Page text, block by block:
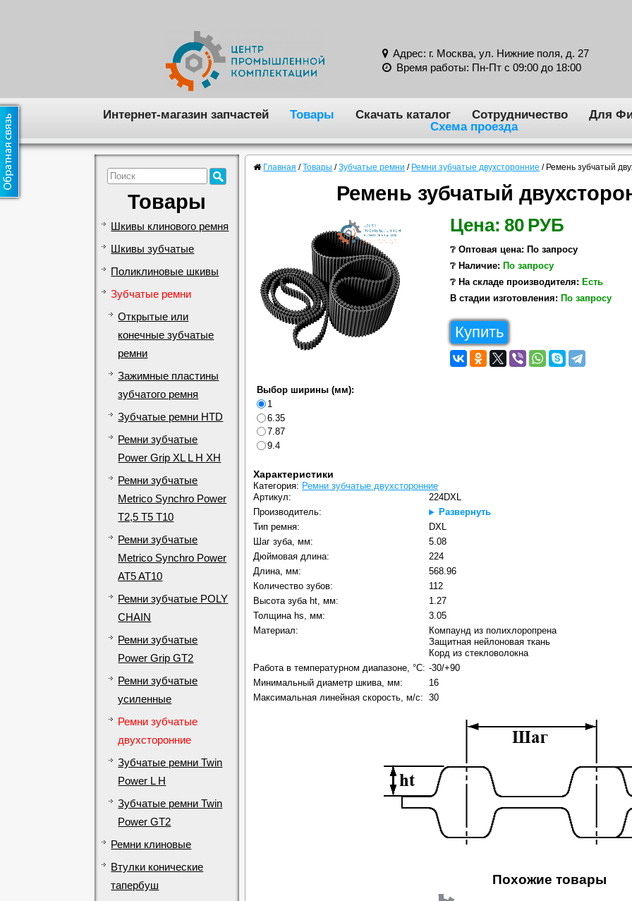
Адрес: г. Москва, ул. Нижние поля, д. 27
Время работы: Пн-Пт с 09:00 до 18:00
Интернет-магазин запчастей Товары Скачать каталог Сотрудничество Для
Схема проезда
Товары
Шкивы клинового ремня
Шкивы зубчатые
Поликлиновые шкивы
Зубчатые ремни
Открытые или
конечные зубчатые
ремни
Зажимные пластины
зубчатого ремня
Зубчатые ремни HTD
Ремни зубчатые
Power Grip XL L H XH
Ремни зубчатые
Metrico Synchro Power
T2,5 T5 T10
Ремни зубчатые
Metrico Synchro Power
AT5 AT10
Ремни зубчатые POLY
CHAIN
Ремни зубчатые
Power Grip GT2
Ремни зубчатые
усиленные
Ремни зубчатые
двухсторонние
Зубчатые ремни Twin
Power L H
Зубчатые ремни Twin
Power GT2
Ремни клиновые
Втулки конические
тапербуш
Главная / Товары / Зубчатые ремни / Ремни зубчатые двухсторонние / Ремень зубчатый
Ремень зубчатый
Цена: 80 РУБ
❔ Оптовая цена: По запросу
❔ Наличие: По запросу
❔ На складе производителя: Есть
В стадии изготовления: По запросу
Купить
Выбор ширины (мм):
1
6.35
7.87
9.4
Характеристики
Категория: Ремни зубчатые двухсторонние
Артикул:
224DXL
Производитель:
Развернуть
Тип ремня:
DXL
Шаг зуба, мм:
5.08
Дюймовая длина:
224
Длина, мм:
568.96
Количество зубов:
112
Высота зуба ht, мм:
1.27
Толщина hs, мм:
3.05
Материал:
Компаунд из полихлоропрена
Защитная нейлоновая ткань
Корд из стекловолокна
Работа в температурном диапазоне, °C: -30/+90
Минимальный диаметр шкива, мм:
16
Максимальная линейная скорость, м/с:
30
Похожие товары